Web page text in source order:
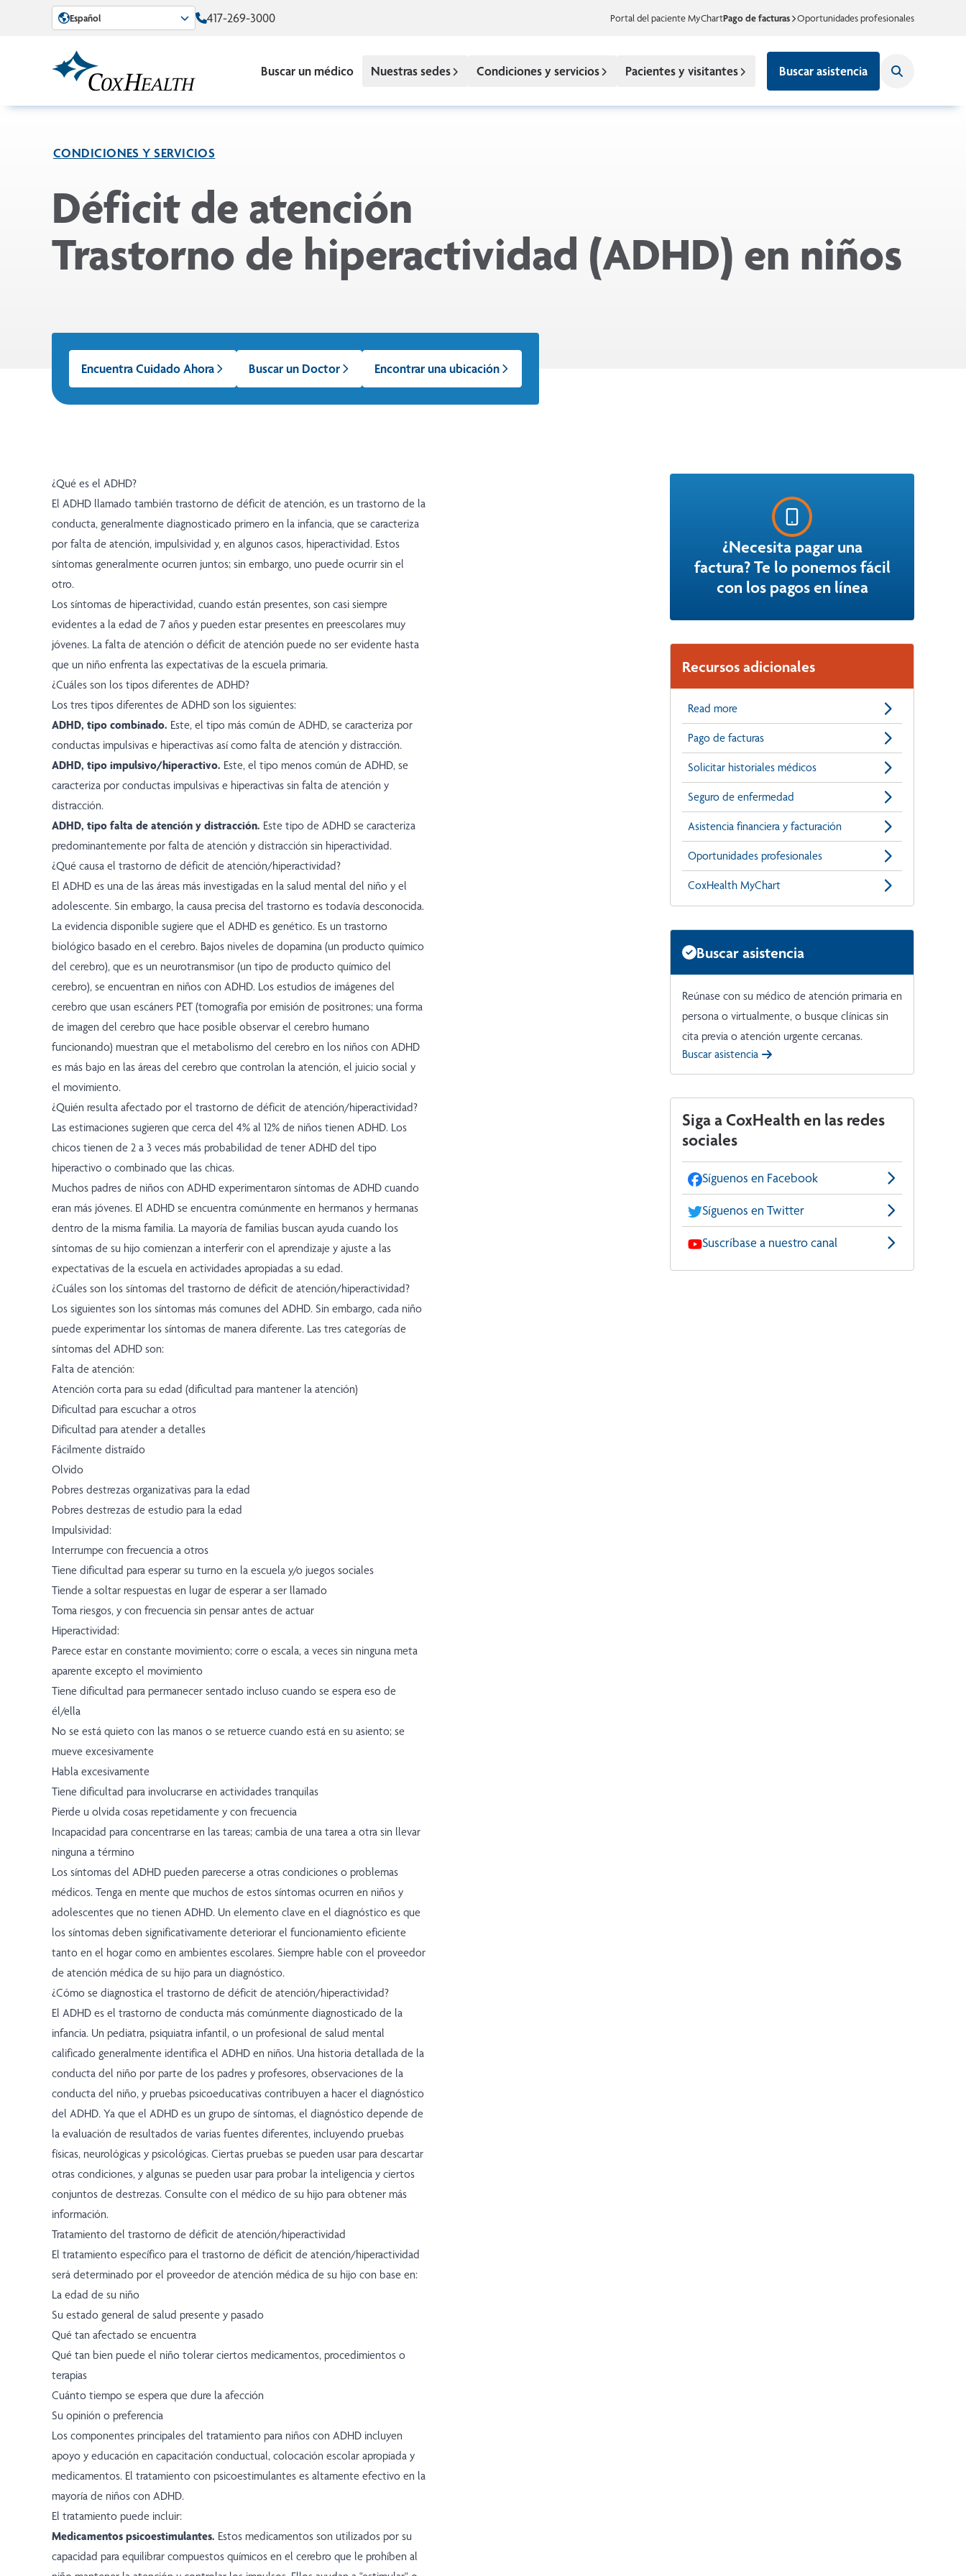
Skip to Main Content
Español 417-269-3000 Portal del paciente MyChartPago de facturas Oportunidades profesionales
Buscar un médico Nuestras sedes Condiciones y servicios Pacientes y visitantes Buscar asistencia
CONDICIONES Y SERVICIOS
Déficit de atención
Trastorno de hiperactividad (ADHD) en niños
Encuentra Cuidado Ahora Buscar un Doctor Encontrar una ubicación
¿Qué es el ADHD?
El ADHD llamado también trastorno de déficit de atención, es un trastorno de la
conducta, generalmente diagnosticado primero en la infancia, que se caracteriza
por falta de atención, impulsividad y, en algunos casos, hiperactividad. Estos
síntomas generalmente ocurren juntos; sin embargo, uno puede ocurrir sin el
otro.
Los síntomas de hiperactividad, cuando están presentes, son casi siempre
evidentes a la edad de 7 años y pueden estar presentes en preescolares muy
jóvenes. La falta de atención o déficit de atención puede no ser evidente hasta
que un niño enfrenta las expectativas de la escuela primaria.
¿Cuáles son los tipos diferentes de ADHD?
Los tres tipos diferentes de ADHD son los siguientes:
ADHD, tipo combinado. Este, el tipo más común de ADHD, se caracteriza por
conductas impulsivas e hiperactivas así como falta de atención y distracción.
ADHD, tipo impulsivo/hiperactivo. Este, el tipo menos común de ADHD, se
caracteriza por conductas impulsivas e hiperactivas sin falta de atención y
distracción.
ADHD, tipo falta de atención y distracción. Este tipo de ADHD se caracteriza
predominantemente por falta de atención y distracción sin hiperactividad.
¿Qué causa el trastorno de déficit de atención/hiperactividad?
El ADHD es una de las áreas más investigadas en la salud mental del niño y el
adolescente. Sin embargo, la causa precisa del trastorno es todavía desconocida.
La evidencia disponible sugiere que el ADHD es genético. Es un trastorno
biológico basado en el cerebro. Bajos niveles de dopamina (un producto químico
del cerebro), que es un neurotransmisor (un tipo de producto químico del
cerebro), se encuentran en niños con ADHD. Los estudios de imágenes del
cerebro que usan escáners PET (tomografía por emisión de positrones; una forma
de imagen del cerebro que hace posible observar el cerebro humano
funcionando) muestran que el metabolismo del cerebro en los niños con ADHD
es más bajo en las áreas del cerebro que controlan la atención, el juicio social y
el movimiento.
¿Quién resulta afectado por el trastorno de déficit de atención/hiperactividad?
Las estimaciones sugieren que cerca del 4% al 12% de niños tienen ADHD. Los
chicos tienen de 2 a 3 veces más probabilidad de tener ADHD del tipo
hiperactivo o combinado que las chicas.
Muchos padres de niños con ADHD experimentaron síntomas de ADHD cuando
eran más jóvenes. El ADHD se encuentra comúnmente en hermanos y hermanas
dentro de la misma familia. La mayoría de familias buscan ayuda cuando los
síntomas de su hijo comienzan a interferir con el aprendizaje y ajuste a las
expectativas de la escuela en actividades apropiadas a su edad.
¿Cuáles son los síntomas del trastorno de déficit de atención/hiperactividad?
Los siguientes son los síntomas más comunes del ADHD. Sin embargo, cada niño
puede experimentar los síntomas de manera diferente. Las tres categorías de
síntomas del ADHD son:
Falta de atención:
Atención corta para su edad (dificultad para mantener la atención)
Dificultad para escuchar a otros
Dificultad para atender a detalles
Fácilmente distraído
Olvido
Pobres destrezas organizativas para la edad
Pobres destrezas de estudio para la edad
Impulsividad:
Interrumpe con frecuencia a otros
Tiene dificultad para esperar su turno en la escuela y/o juegos sociales
Tiende a soltar respuestas en lugar de esperar a ser llamado
Toma riesgos, y con frecuencia sin pensar antes de actuar
Hiperactividad:
Parece estar en constante movimiento; corre o escala, a veces sin ninguna meta
aparente excepto el movimiento
Tiene dificultad para permanecer sentado incluso cuando se espera eso de
él/ella
No se está quieto con las manos o se retuerce cuando está en su asiento; se
mueve excesivamente
Habla excesivamente
Tiene dificultad para involucrarse en actividades tranquilas
Pierde u olvida cosas repetidamente y con frecuencia
Incapacidad para concentrarse en las tareas; cambia de una tarea a otra sin llevar
ninguna a término
Los síntomas del ADHD pueden parecerse a otras condiciones o problemas
médicos. Tenga en mente que muchos de estos síntomas ocurren en niños y
adolescentes que no tienen ADHD. Un elemento clave en el diagnóstico es que
los síntomas deben significativamente deteriorar el funcionamiento eficiente
tanto en el hogar como en ambientes escolares. Siempre hable con el proveedor
de atención médica de su hijo para un diagnóstico.
¿Cómo se diagnostica el trastorno de déficit de atención/hiperactividad?
El ADHD es el trastorno de conducta más comúnmente diagnosticado de la
infancia. Un pediatra, psiquiatra infantil, o un profesional de salud mental
calificado generalmente identifica el ADHD en niños. Una historia detallada de la
conducta del niño por parte de los padres y profesores, observaciones de la
conducta del niño, y pruebas psicoeducativas contribuyen a hacer el diagnóstico
del ADHD. Ya que el ADHD es un grupo de síntomas, el diagnóstico depende de
la evaluación de resultados de varias fuentes diferentes, incluyendo pruebas
físicas, neurológicas y psicológicas. Ciertas pruebas se pueden usar para descartar
otras condiciones, y algunas se pueden usar para probar la inteligencia y ciertos
conjuntos de destrezas. Consulte con el médico de su hijo para obtener más
información.
Tratamiento del trastorno de déficit de atención/hiperactividad
El tratamiento específico para el trastorno de déficit de atención/hiperactividad
será determinado por el proveedor de atención médica de su hijo con base en:
La edad de su niño
Su estado general de salud presente y pasado
Qué tan afectado se encuentra
Qué tan bien puede el niño tolerar ciertos medicamentos, procedimientos o
terapias
Cuánto tiempo se espera que dure la afección
Su opinión o preferencia
Los componentes principales del tratamiento para niños con ADHD incluyen
apoyo y educación en capacitación conductual, colocación escolar apropiada y
medicamentos. El tratamiento con psicoestimulantes es altamente efectivo en la
mayoría de niños con ADHD.
El tratamiento puede incluir:
Medicamentos psicoestimulantes. Estos medicamentos son utilizados por su
capacidad para equilibrar compuestos químicos en el cerebro que le prohíben al
¿Necesita pagar una
factura? Te lo ponemos fácil
con los pagos en línea
Recursos adicionales
Read more
Pago de facturas
Solicitar historiales médicos
Seguro de enfermedad
Asistencia financiera y facturación
Oportunidades profesionales
CoxHealth MyChart
Buscar asistencia
Reúnase con su médico de atención primaria en
persona o virtualmente, o busque clínicas sin
cita previa o atención urgente cercanas.
Buscar asistencia
Siga a CoxHealth en las redes
sociales
Síguenos en Facebook
Síguenos en Twitter
Suscríbase a nuestro canal